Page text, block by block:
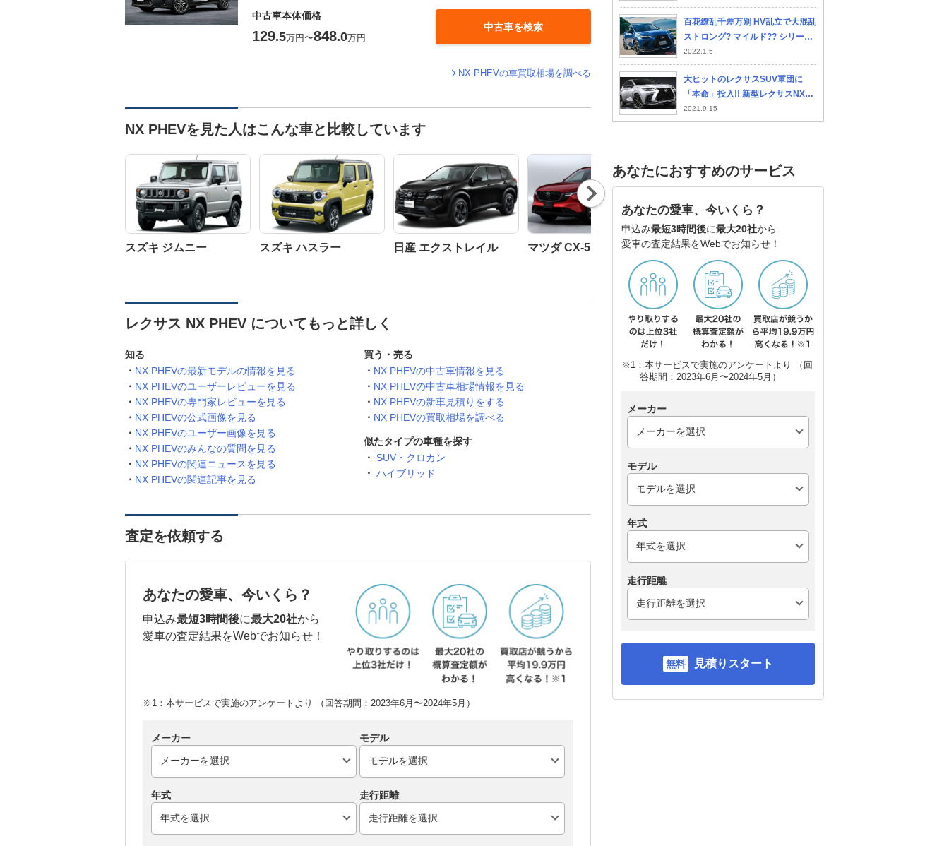
中古車本体価格
129.5万円〜848.0万円
中古車を検索
NX PHEVの車買取相場を調べる
NX PHEVを見た人はこんな車と比較しています
スズキ ジムニー スズキ ハスラー 日産 エクストレイル マツダ CX-5 スバル フォレスター
リッド
Nex
t
レクサス NX PHEV についてもっと詳しく
知る
NX PHEVの最新モデルの情報を見る
NX PHEVのユーザーレビューを見る
NX PHEVの専門家レビューを見る
NX PHEVの公式画像を見る
NX PHEVのユーザー画像を見る
NX PHEVのみんなの質問を見る
NX PHEVの関連ニュースを見る
NX PHEVの関連記事を見る
買う・売る
NX PHEVの中古車情報を見る
NX PHEVの中古車相場情報を見る
NX PHEVの新車見積りをする
NX PHEVの買取相場を調べる
似たタイプの車種を探す
SUV・クロカン
ハイブリッド
査定を依頼する
あなたの愛車、今いくら？
申込み最短3時間後に最大20社から
愛車の査定結果をWebでお知らせ！
※1：本サービスで実施のアンケートより （回答期間：2023年6月〜2024年5月）
メーカー モデル
年式 走行距離
り組みとは？
百花繚乱千差万別 HV乱立で大混乱
ストロング? マイルド?? シリー
ズ??? 各HVの利点と難点
2022.1.5
大ヒットのレクサスSUV軍団に
「本命」投入!! 新型レクサスNX登
場で「買い」はどれ？
2021.9.15
あなたにおすすめのサービス
あなたの愛車、今いくら？
申込み最短3時間後に最大20社から
愛車の査定結果をWebでお知らせ！
※1：本サービスで実施のアンケートより （回
答期間：2023年6月〜2024年5月）
メーカー
モデル
年式
走行距離
見積りスタート